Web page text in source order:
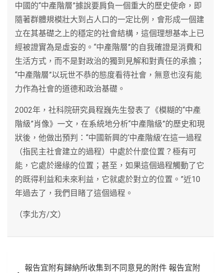
中國的“中產階層”據說要肩負一個重大的歷史使命，即
隨著群體規模壯大到占人口的一定比例，會形成一個建
立在其基礎之上的穩定的社會結構，這個理想基本上已
經被證實為是虛妄的。“中產階層”的自我確證是消費和
生活方式，而不是對政治的獨到見解和對責任的承擔；
“中產階層”以玩世不恭的態度看待社會，無意也沒有能
力作為社會的道德和政治基礎。
2002年，社科院研究員程巍先生發表了《模糊的“中產
階級”肖像》一文，在系統地分析“中產階級”的歷史和現
狀後，他做出預判：“中國新興的‘中產階級’在這一過程
（指民主社會建立的過程）中處於什麼位置？極有可
能，它處於邊緣的位置；甚至，如果這個過程觸動了它
的既得利益和未來利益，它就處於對立的位置。”近10
年過去了，我們目睹了這個過程。
（李北方/文）
報告宜附有歸納所收集到不同意見的附件 報告宜附